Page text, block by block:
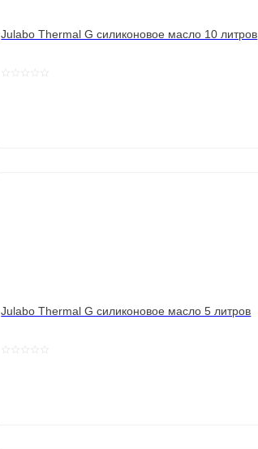
Julabo Thermal G силиконовое масло 10 литров
Julabo Thermal G силиконовое масло 5 литров